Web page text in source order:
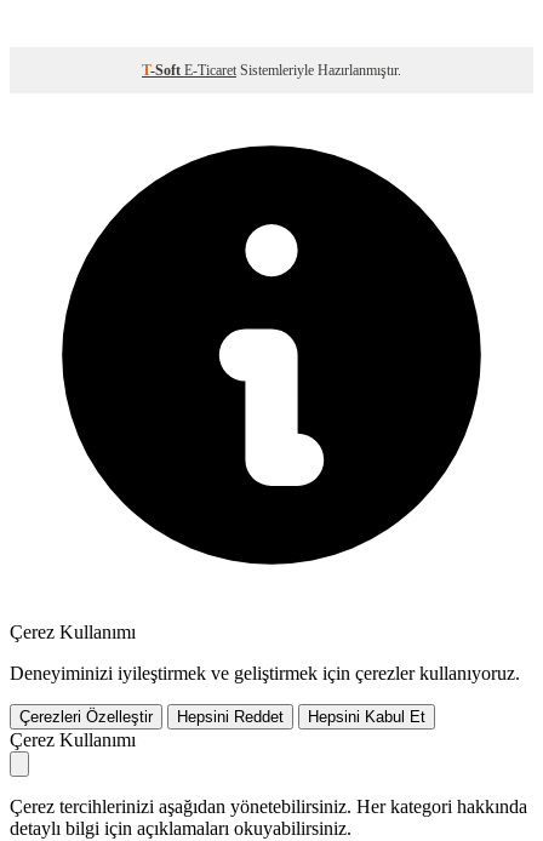
T-Soft E-Ticaret Sistemleriyle Hazırlanmıştır.
Çerez Kullanımı
Deneyiminizi iyileştirmek ve geliştirmek için çerezler kullanıyoruz.
Çerezleri Özelleştir Hepsini Reddet Hepsini Kabul Et
Çerez Kullanımı
Çerez tercihlerinizi aşağıdan yönetebilirsiniz. Her kategori hakkında
detaylı bilgi için açıklamaları okuyabilirsiniz.